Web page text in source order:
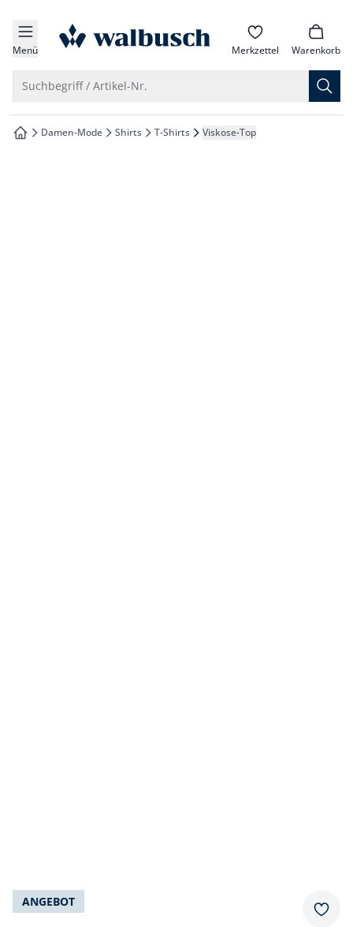
springen
springen
springen
springen
Menü zur Startseite Merkzettel Warenkorb
Suchbegriff / Artikel-Nr.
zur Startseite
Damen-Mode Shirts T-Shirts Viskose-Top
ANGEBOT